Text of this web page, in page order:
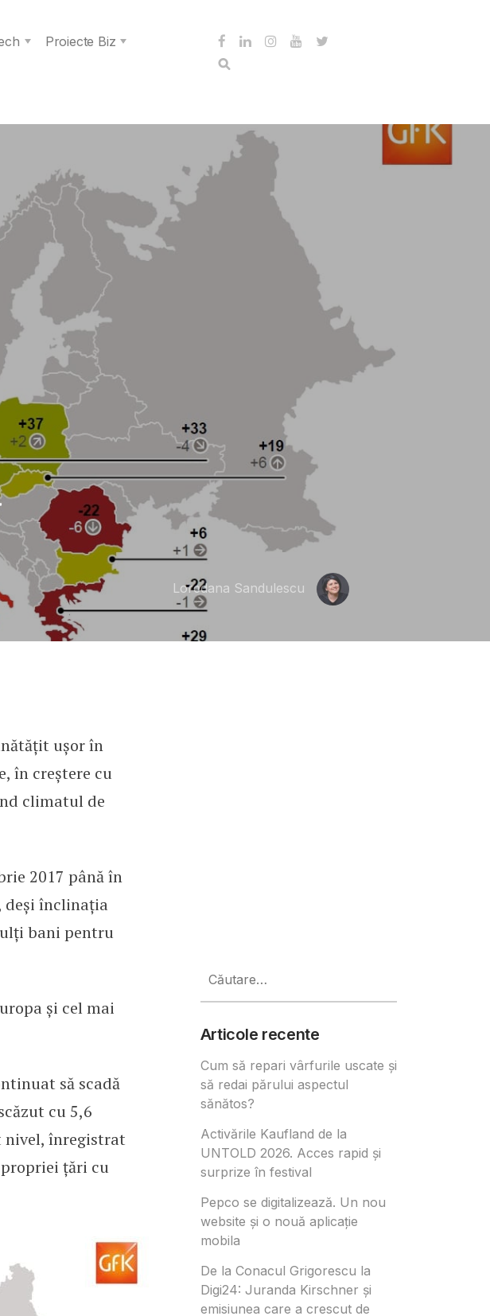
Proiecte Biz
Loredana Sandulescu
din toată Europa
ușor în
în creștere cu
climatul de
2017 până în
deși înclinația
bani pentru
și cel mai
să scadă
cu 5,6
nivel, înregistrat
țări cu
după:
Articole recente
Cum să repari vârfurile uscate și
să redai părului aspectul
sănătos?
Activările Kaufland de la
UNTOLD 2026. Acces rapid și
surprize în festival
Pepco se digitalizează. Un nou
website și o nouă aplicație
mobila
De la Conacul Grigorescu la
Digi24: Juranda Kirschner și
emisiunea care a crescut de